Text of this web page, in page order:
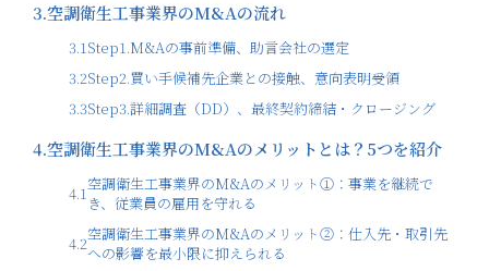
3.空調衛生工事業界のM&Aの流れ
3.1Step1.M&Aの事前準備、助言会社の選定
3.2Step2.買い手候補先企業との接触、意向表明受領
3.3Step3.詳細調査（DD）、最終契約締結・クロージング
4.空調衛生工事業界のM&Aのメリットとは？5つを紹介
4.1空調衛生工事業界のM&Aのメリット①：事業を継続で
き、従業員の雇用を守れる
4.2空調衛生工事業界のM&Aのメリット②：仕入先・取引先
への影響を最小限に抑えられる